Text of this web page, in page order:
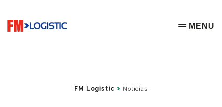
Go to home page
OPEN
MENU
FM Logistic Notícias